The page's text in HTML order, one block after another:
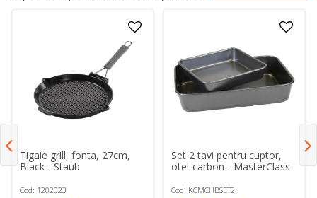
Tigaie grill, fonta, 27cm,
Black - Staub
Cod: 1202023
Set 2 tavi pentru cuptor,
otel-carbon - MasterClass
Cod: KCMCHBSET2